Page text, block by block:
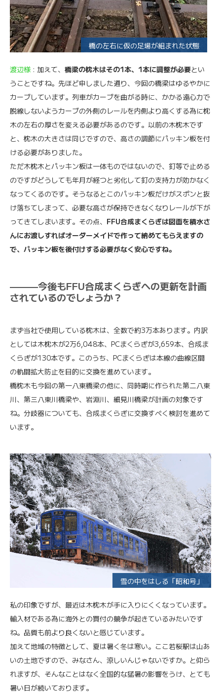
橋の左右に仮の足場が組まれた状態
渡辺様 : 加えて、 橋梁の枕木はその1本、1本に調整が必要とい
うことですね。先ほど申しました通り、今回の橋梁はゆるやかに
カーブしています。列車がカーブを曲がる時に、かかる遠心力で
脱線しないようカーブの外側のレールを内側より高くする為に枕
木の左右の厚さを変える必要があるのです。以前の木枕木です
と、枕木の大きさは同じですので、高さの調節にパッキン板を付
ける必要がありました。
ただ木枕木とパッキン板は一体ものではないので、釘等で止める
のですがどうしても年月が経つと劣化して釘の支持力が効かなく
なってくるのです。そうなるとこのパッキン板だけがスポンと抜
け落ちてしまって、必要な高さが保持できなくなりレールが下が
ってきてしまいます。その点、 FFU合成まくらぎは図面を積水さ
んにお渡しすればオーダーメイドで作って納めてもらえますの
で、パッキン板を後付けする必要がなく安心ですね。
———今後もFFU合成まくらぎへの更新を計画
されているのでしょうか？
まず当社で使用している枕木は、全数で約3万本あります。内訳
としては木枕木が2万6,048本、PCまくらぎが3,659本、合成ま
くらぎが130本です。このうち、PCまくらぎは本線の曲線区間
の軌間拡大防止を目的に交換を進めています。
橋枕木も今回の第一八東橋梁の他に、同時期に作られた第二八東
川、第三八東川橋梁や、岩淵川、細見川橋梁が計画の対象です
ね。分岐器についても、合成まくらぎに交換すべく検討を進めて
います。
雪の中をはしる「昭和号」
私の印象ですが、最近は木枕木が手に入りにくくなっています。
輸入材である為に海外との買付の競争が起きているみたいです
ね。品質も前より良くないと感じています。
加えて地域の特徴として、夏は暑く冬は寒い。ここ若桜駅は山あ
いの土地ですので、みなさん、涼しいんじゃないですか。と仰ら
れますが、そんなことはなく全国的な猛暑の影響をうけ、とても
暑い日が続いております。